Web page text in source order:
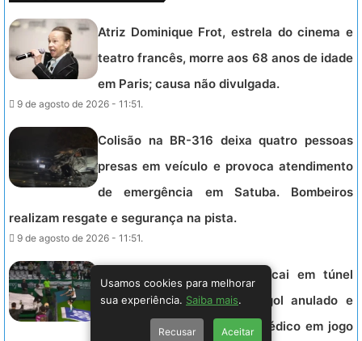
Atriz Dominique Frot, estrela do cinema e
teatro francês, morre aos 68 anos de idade
em Paris; causa não divulgada.
9 de agosto de 2026 - 11:51.
Colisão na BR-316 deixa quatro pessoas
presas em veículo e provoca atendimento
de emergência em Satuba. Bombeiros
realizam resgate e segurança na pista.
9 de agosto de 2026 - 11:51.
Capitão do Coritiba, Jacy, cai em túnel
durante comemoração de gol anulado e
necessita de atendimento médico em jogo
Usamos cookies para melhorar
sua experiência. Saiba mais.
Recusar Aceitar